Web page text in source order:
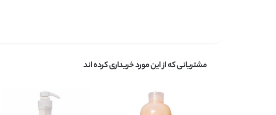
مشتریانی که از این مورد خریداری کرده اند